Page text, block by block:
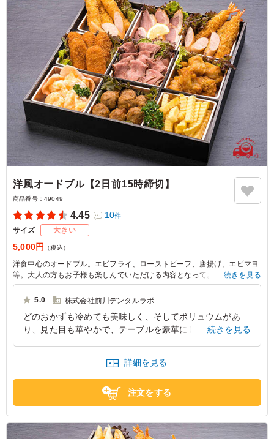
洋風オードブル【2日前15時締切】
商品番号： 49049
4.45 10件
サイズ 大きい
5,000円 （税込）
洋食中心のオードブル。エビフライ、ローストビーフ、唐揚げ、エビマヨ
等。大人の方もお子様も楽しんでいただける内容となっております。
※1オードブルで最大箸セット(箸､爪楊枝､おしぼり)8個まで無料でつけさ
※通常は1オードブルに付き、箸セット6個付けさせていただきます。
※箸セット8個以上は、1箸セット20円のオプション追加料金をいただき
続きを見る
5.0 株式会社前川デンタルラボ
どのおかずも冷めても美味しく、そしてボリュウムがあ
り、見た目も華やかで、テーブルを豪華にしてくれまし
京都府京都市西京区松室北河原町2026/01/14
続きを見る
詳細を見る
注文をする